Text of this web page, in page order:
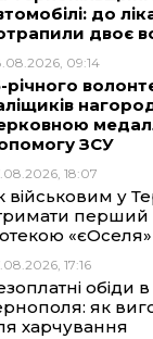
до
двоє
09:14
річного
ЗСУ
18:07
військовим у
перший
«єОселя»
17:16
обіди
як
харчування